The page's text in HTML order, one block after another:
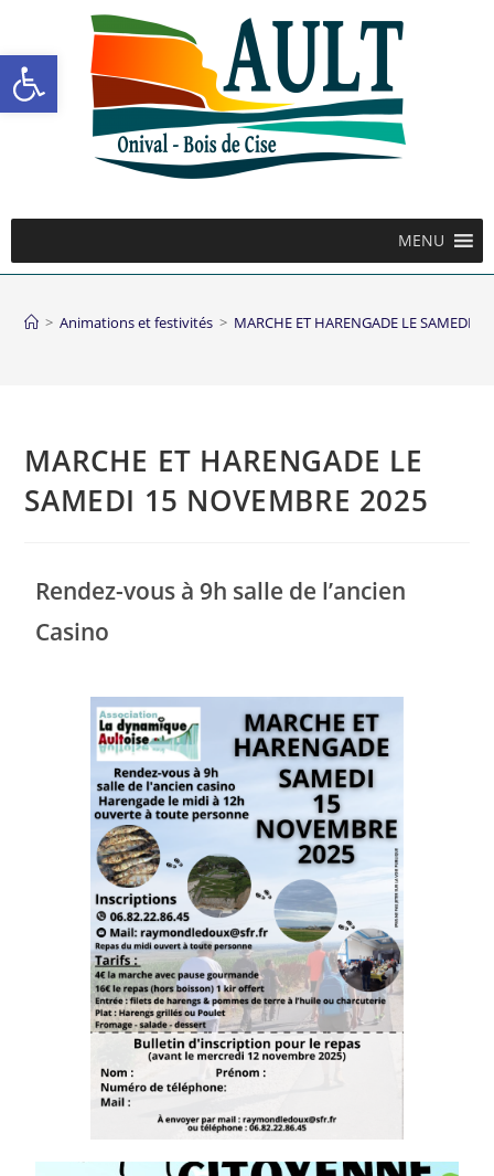
Ouvrir la barre d’outils
MENU
> Animations et festivités > MARCHE ET HARENGADE LE SAMEDI
MARCHE ET HARENGADE LE
SAMEDI 15 NOVEMBRE 2025
Rendez-vous à 9h salle de l’ancien
Casino